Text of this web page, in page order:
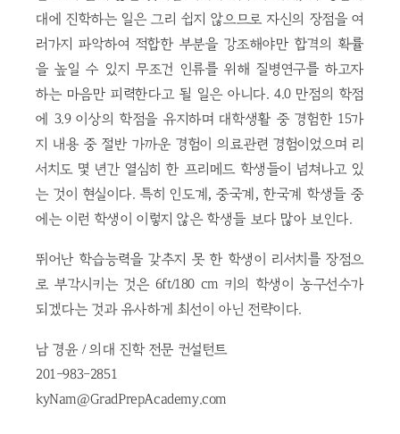
대에 진학하는 일은 그리 쉽지 않으므로 자신의 장점을 여
러가지 파악하여 적합한 부분을 강조해야만 합격의 확률
을 높일 수 있지 무조건 인류를 위해 질병연구를 하고자
하는 마음만 피력한다고 될 일은 아니다. 4.0 만점의 학점
에 3.9 이상의 학점을 유지하며 대학생활 중 경험한 15가
지 내용 중 절반 가까운 경험이 의료관련 경험이었으며 리
서치도 몇 년간 열심히 한 프리메드 학생들이 넘쳐나고 있
는 것이 현실이다. 특히 인도계, 중국계, 한국계 학생들 중
에는 이런 학생이 이렇지 않은 학생들 보다 많아 보인다.
뛰어난 학습능력을 갖추지 못 한 학생이 리서치를 장점으
로 부각시키는 것은 6ft/180 cm 키의 학생이 농구선수가
되겠다는 것과 유사하게 최선이 아닌 전략이다.
남 경윤 / 의대 진학 전문 컨설턴트
201-983-2851
kyNam@GradPrepAcademy.com